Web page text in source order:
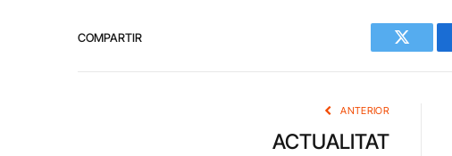
COMPARTIR
Twitter
ANTERIOR
ACTUALITAT